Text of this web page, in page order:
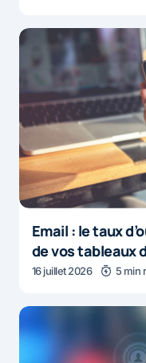
Email : le taux
de vos tableaux
16 juillet 2026 5 min